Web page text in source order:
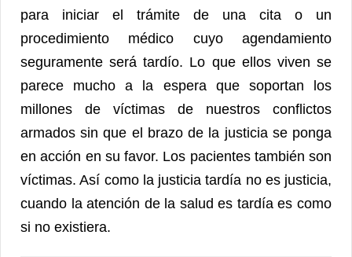
para iniciar el trámite de una cita o un
procedimiento médico cuyo agendamiento
seguramente será tardío. Lo que ellos viven se
parece mucho a la espera que soportan los
millones de víctimas de nuestros conflictos
armados sin que el brazo de la justicia se ponga
en acción en su favor. Los pacientes también son
víctimas. Así como la justicia tardía no es justicia,
cuando la atención de la salud es tardía es como
si no existiera.